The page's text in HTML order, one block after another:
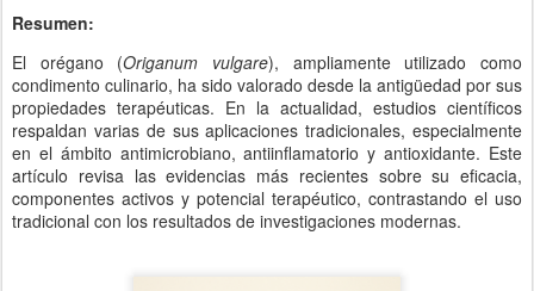
Resumen:
El orégano (Origanum vulgare), ampliamente utilizado como
condimento culinario, ha sido valorado desde la antigüedad por sus
propiedades terapéuticas. En la actualidad, estudios científicos
respaldan varias de sus aplicaciones tradicionales, especialmente
en el ámbito antimicrobiano, antiinflamatorio y antioxidante. Este
artículo revisa las evidencias más recientes sobre su eficacia,
componentes activos y potencial terapéutico, contrastando el uso
tradicional con los resultados de investigaciones modernas.